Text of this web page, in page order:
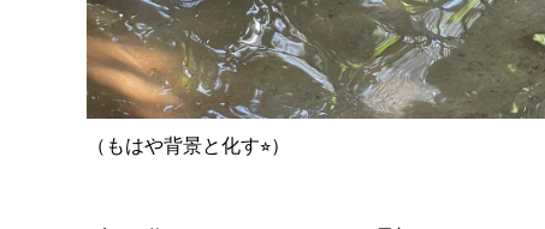
（もはや背景と化す⭐）